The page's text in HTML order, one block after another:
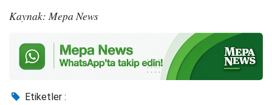
Kaynak: Mepa News
Etiketler :